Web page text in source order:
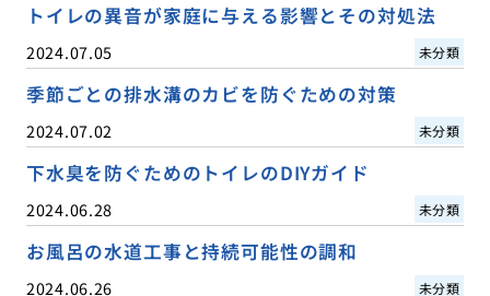
トイレの異音が家庭に与える影響とその対処法
2024.07.05 未分類
季節ごとの排水溝のカビを防ぐための対策
2024.07.02 未分類
下水臭を防ぐためのトイレのDIYガイド
2024.06.28 未分類
お風呂の水道工事と持続可能性の調和
2024.06.26 未分類